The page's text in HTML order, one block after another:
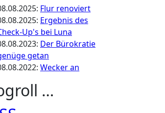
: Flur renoviert
: Ergebnis des
Up's bei Luna
: Der Bürokratie
getan
: Wecker an
…